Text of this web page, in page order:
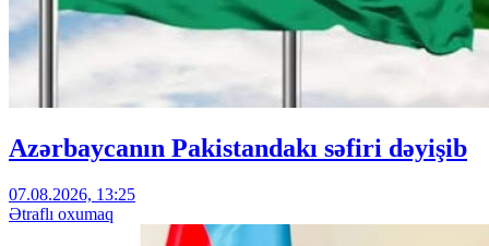
Azərbaycanın Pakistandakı səfiri dəyişib
07.08.2026, 13:25
Ətraflı oxumaq